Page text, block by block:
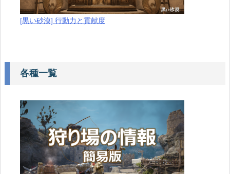
[黒い砂漠] 行動力と貢献度
各種一覧